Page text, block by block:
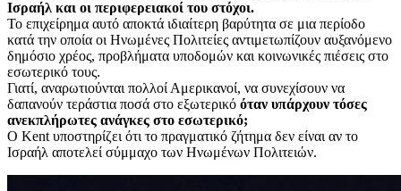
Ισραήλ και οι περιφερειακοί του στόχοι.
Το επιχείρημα αυτό αποκτά ιδιαίτερη βαρύτητα σε μια περίοδο
κατά την οποία οι Ηνωμένες Πολιτείες αντιμετωπίζουν αυξανόμενο
δημόσιο χρέος, προβλήματα υποδομών και κοινωνικές πιέσεις στο
εσωτερικό τους.
Γιατί, αναρωτιούνται πολλοί Αμερικανοί, να συνεχίσουν να
δαπανούν τεράστια ποσά στο εξωτερικό όταν υπάρχουν τόσες
ανεκπλήρωτες ανάγκες στο εσωτερικό;
Ο Kent υποστηρίζει ότι το πραγματικό ζήτημα δεν είναι αν το
Ισραήλ αποτελεί σύμμαχο των Ηνωμένων Πολιτειών.